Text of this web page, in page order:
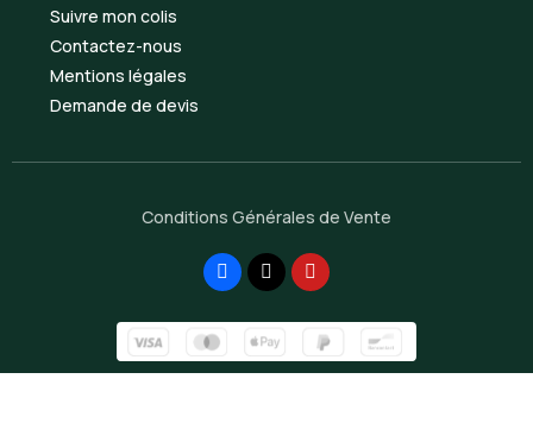
Suivre mon colis
Contactez-nous
Mentions légales
Demande de devis
Conditions Générales de Vente